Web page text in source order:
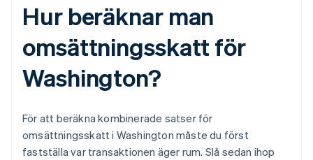
Hur beräknar man
omsättningsskatt för
Washington?
För att beräkna kombinerade satser för
omsättningsskatt i Washington måste du först
fastställa var transaktionen äger rum. Slå sedan ihop